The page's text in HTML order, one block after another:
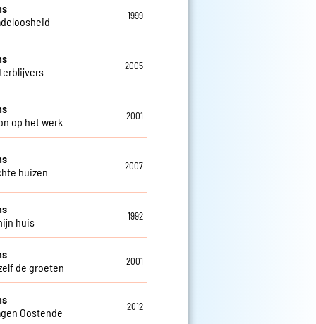
1999
2005
op het werk
2001
huizen
2007
huis
1992
de groeten
2001
Oostende
2012